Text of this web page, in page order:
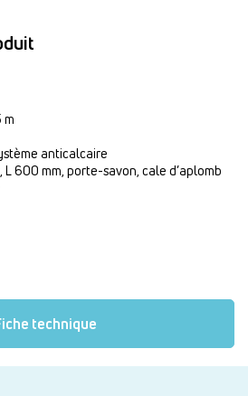
m
anticalcaire
600 mm, porte-savon, cale d’aplomb
technique